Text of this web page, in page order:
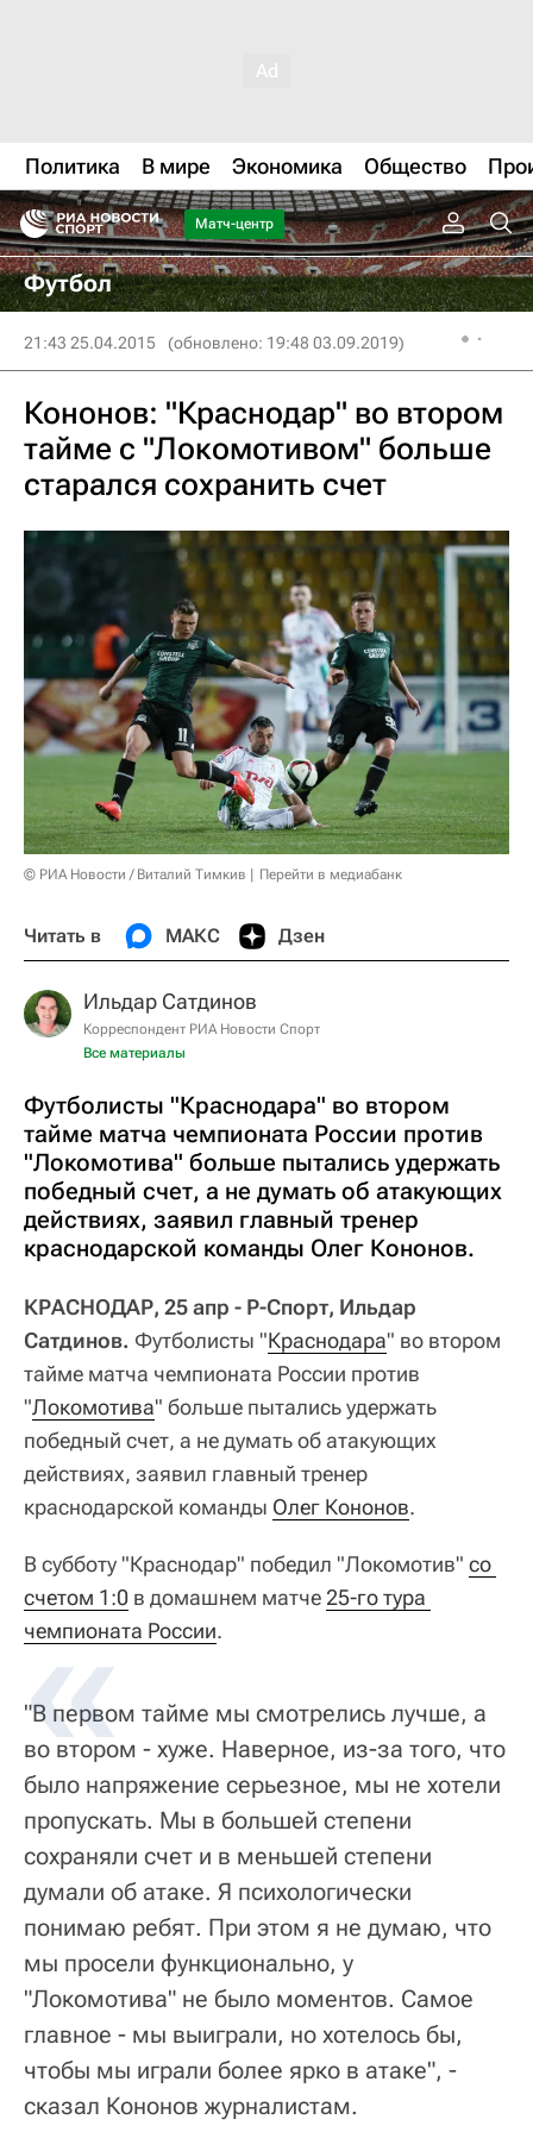
Политика В мире Экономика Общество
Матч-центр
Футбол
21:43 25.04.2015 (обновлено: 19:48 03.09.2019)
Кононов: "Краснодар" во втором
тайме с "Локомотивом" больше
старался сохранить счет
© РИА Новости / Виталий Тимкив Перейти в медиабанк
Читать в МАКС Дзен
Ильдар Сатдинов
Корреспондент РИА Новости Спорт
Все материалы
Футболисты "Краснодара" во втором
тайме матча чемпионата России против
"Локомотива" больше пытались удержать
победный счет, а не думать об атакующих
действиях, заявил главный тренер
краснодарской команды Олег Кононов.
КРАСНОДАР, 25 апр - Р-Спорт, Ильдар
Сатдинов. Футболисты "Краснодара" во втором
тайме матча чемпионата России против
"Локомотива" больше пытались удержать
победный счет, а не думать об атакующих
действиях, заявил главный тренер
краснодарской команды Олег Кононов.
В субботу "Краснодар" победил "Локомотив" со
счетом 1:0 в домашнем матче 25-го тура
чемпионата России.
"В первом тайме мы смотрелись лучше, а
во втором - хуже. Наверное, из-за того, что
было напряжение серьезное, мы не хотели
пропускать. Мы в большей степени
сохраняли счет и в меньшей степени
думали об атаке. Я психологически
понимаю ребят. При этом я не думаю, что
мы просели функционально, у
"Локомотива" не было моментов. Самое
главное - мы выиграли, но хотелось бы,
чтобы мы играли более ярко в атаке", -
сказал Кононов журналистам.